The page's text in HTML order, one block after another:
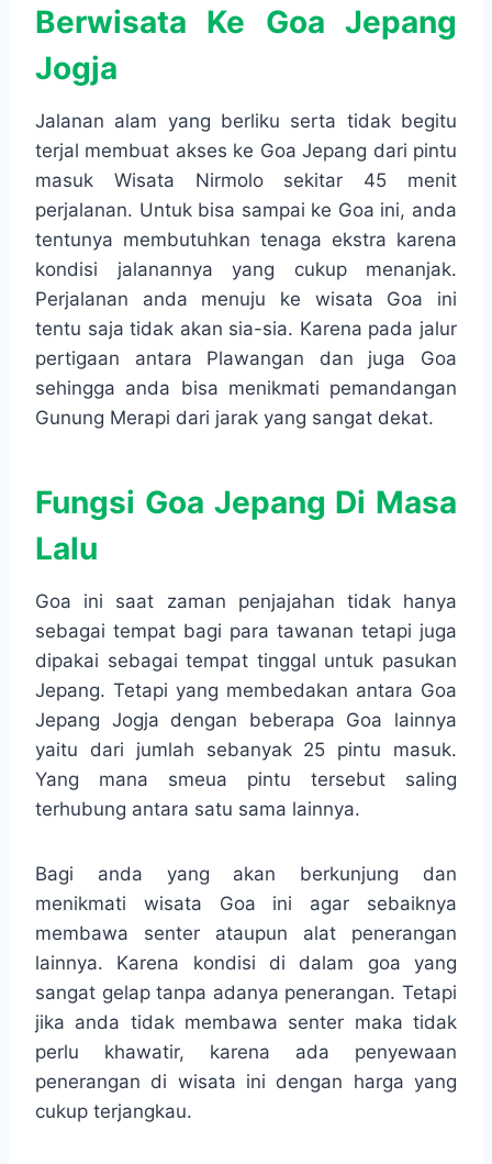
Berwisata Ke Goa Jepang
Jogja
Jalanan alam yang berliku serta tidak begitu
terjal membuat akses ke Goa Jepang dari pintu
masuk Wisata Nirmolo sekitar 45 menit
perjalanan. Untuk bisa sampai ke Goa ini, anda
tentunya membutuhkan tenaga ekstra karena
kondisi jalanannya yang cukup menanjak.
Perjalanan anda menuju ke wisata Goa ini
tentu saja tidak akan sia-sia. Karena pada jalur
pertigaan antara Plawangan dan juga Goa
sehingga anda bisa menikmati pemandangan
Gunung Merapi dari jarak yang sangat dekat.
Fungsi Goa Jepang Di Masa
Lalu
Goa ini saat zaman penjajahan tidak hanya
sebagai tempat bagi para tawanan tetapi juga
dipakai sebagai tempat tinggal untuk pasukan
Jepang. Tetapi yang membedakan antara Goa
Jepang Jogja dengan beberapa Goa lainnya
yaitu dari jumlah sebanyak 25 pintu masuk.
Yang mana smeua pintu tersebut saling
terhubung antara satu sama lainnya.
Bagi anda yang akan berkunjung dan
menikmati wisata Goa ini agar sebaiknya
membawa senter ataupun alat penerangan
lainnya. Karena kondisi di dalam goa yang
sangat gelap tanpa adanya penerangan. Tetapi
jika anda tidak membawa senter maka tidak
perlu khawatir, karena ada penyewaan
penerangan di wisata ini dengan harga yang
cukup terjangkau.